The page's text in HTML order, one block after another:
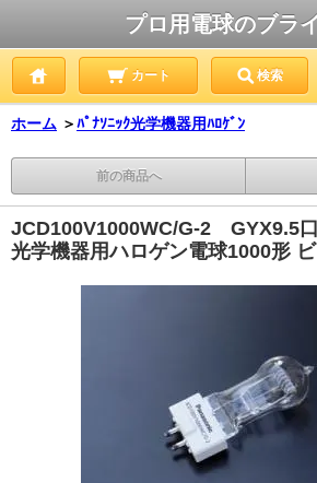
プロ用電球のブラ
カート 検索
ホーム ＞ﾊﾟﾅｿﾆｯｸ光学機器用ﾊﾛｹﾞﾝ
前の商品へ
JCD100V1000WC/G-2 GYX9.5
光学機器用ハロゲン電球1000形